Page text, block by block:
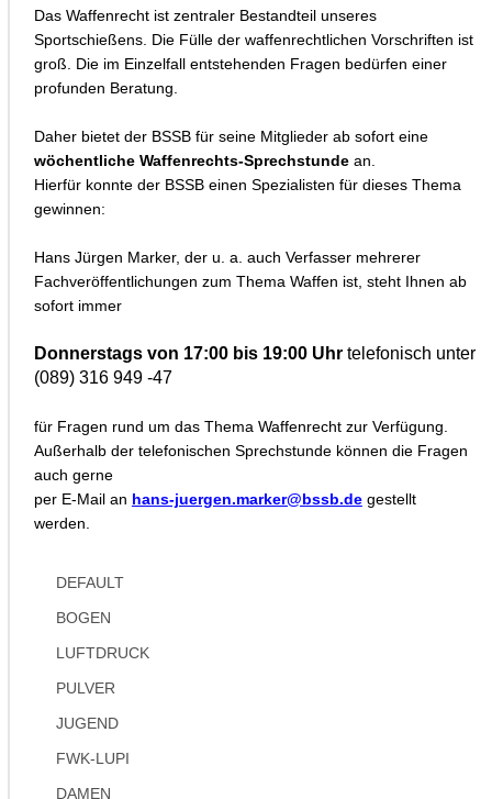
Das Waffenrecht ist zentraler Bestandteil unseres
Sportschießens. Die Fülle der waffenrechtlichen Vorschriften ist
groß. Die im Einzelfall entstehenden Fragen bedürfen einer
profunden Beratung.
Daher bietet der BSSB für seine Mitglieder ab sofort eine
wöchentliche Waffenrechts-Sprechstundean.
Hierfür konnte der BSSB einen Spezialisten für dieses Thema
gewinnen:
Hans Jürgen Marker, der u. a. auch Verfasser mehrerer
Fachveröffentlichungen zum Thema Waffen ist, steht Ihnen ab
sofort immer
Donnerstags von 17:00 bis 19:00 Uhrtelefonisch unter
(089) 316 949 -47
für Fragen rund um das Thema Waffenrecht zur Verfügung.
Außerhalb der telefonischen Sprechstunde können die Fragen
auch gerne
per E-Mail an hans-juergen.marker@bssb.degestellt
werden.
DEFAULT
BOGEN
LUFTDRUCK
PULVER
JUGEND
FWK-LUPI
DAMEN